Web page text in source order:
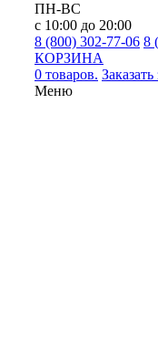
ПН-ВС
с 10:00 до 20:00
8 (800) 302-77-06 8
КОРЗИНА
0 товаров.
Меню